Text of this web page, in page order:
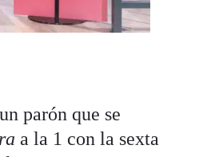
parón que se
a la 1 con la sexta